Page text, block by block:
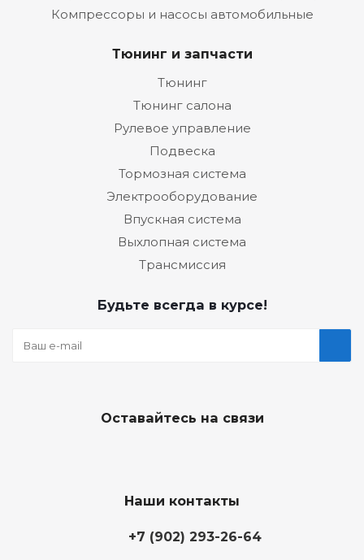
Компрессоры и насосы автомобильные
Тюнинг и запчасти
Тюнинг
Тюнинг салона
Рулевое управление
Подвеска
Тормозная система
Электрооборудование
Впускная система
Выхлопная система
Трансмиссия
Будьте всегда в курсе!
Оставайтесь на связи
Наши контакты
+7 (902) 293-26-64